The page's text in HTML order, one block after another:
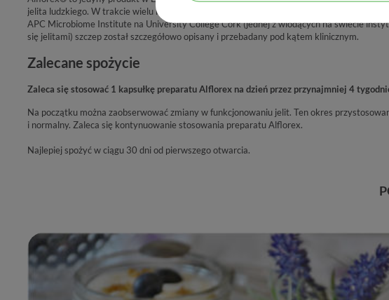
jelita ludzkiego. W trakcie wielu lat badań prowadzonych przez naukowców z Alimentary
APC Microbiome Institute na University College Cork (jednej z wiodących na świecie
się jelitami) szczep został szczegółowo opisany i przebadany pod kątem klinicznym.
Zalecane spożycie
Zaleca się stosować 1 kapsułkę preparatu Alflorex na dzień przez przynajmniej 4
Na początku można zaobserwować zmiany w funkcjonowaniu jelit. Ten okres
i normalny. Zaleca się kontynuowanie stosowania preparatu Alflorex.
Najlepiej spożyć w ciągu 30 dni od pierwszego otwarcia.